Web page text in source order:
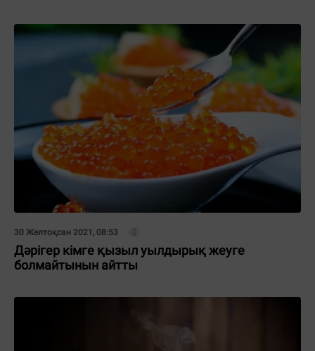
30 Желтоқсан 2021, 08:53
Дәрігер кімге қызыл уылдырық жеуге
болмайтынын айтты